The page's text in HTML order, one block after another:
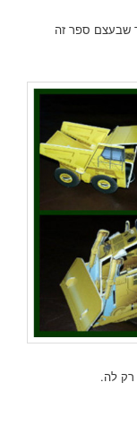
שבעצם ספר זה
רק לה.